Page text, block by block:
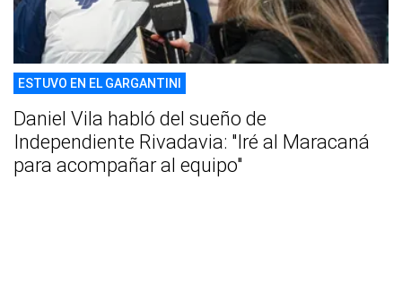
ESTUVO EN EL GARGANTINI
Daniel Vila habló del sueño de
Independiente Rivadavia: "Iré al Maracaná
para acompañar al equipo"